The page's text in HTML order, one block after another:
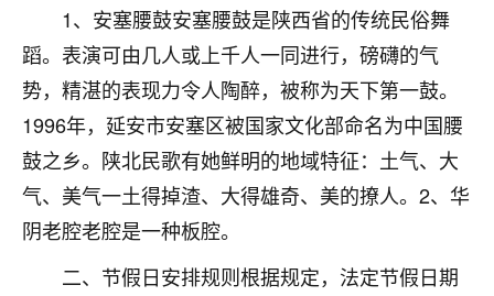
1、安塞腰鼓安塞腰鼓是陕西省的传统民俗舞
蹈。表演可由几人或上千人一同进行，磅礴的气
势，精湛的表现力令人陶醉，被称为天下第一鼓。
1996年，延安市安塞区被国家文化部命名为中国腰
鼓之乡。陕北民歌有她鲜明的地域特征：土气、大
气、美气一土得掉渣、大得雄奇、美的撩人。2、华
阴老腔老腔是一种板腔。
二、节假日安排规则根据规定，法定节假日期
一家，要么生意不好，生意好的就出事。前些年攒的
家底快败光了，真是倒霉！我也想找人看看到底怎么
回事？
鹿森：你可以找老师看看，人有时不服命不行
啊！
太阳当空赵：我也做餐饮的，生意不算大，但
是我从找店开始都是找慧来老师跟进的，选
址、风水、还有开业日子，哪哪都看了，虽然
大环境不好，但是我家生意还可以，前几天又
刚找老师做了补财库，希望财运更好一点！